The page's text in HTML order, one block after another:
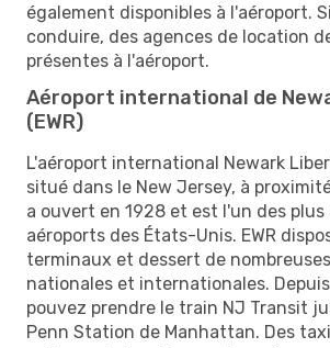
également disponibles à l'aéroport.
conduire, des agences de location
présentes à l'aéroport.
Aéroport international de
(EWR)
L'aéroport international Newark
situé dans le New Jersey, à
a ouvert en 1928 et est l'un des plus
aéroports des États-Unis. EWR
terminaux et dessert de
nationales et internationales. Depuis
pouvez prendre le train NJ Transit
Penn Station de Manhattan. Des